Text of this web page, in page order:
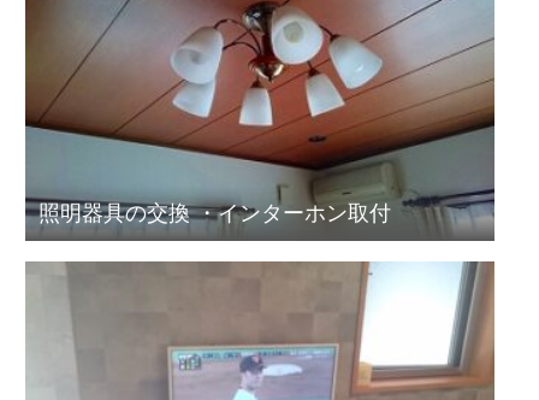
照明器具の交換 ・インターホン取付